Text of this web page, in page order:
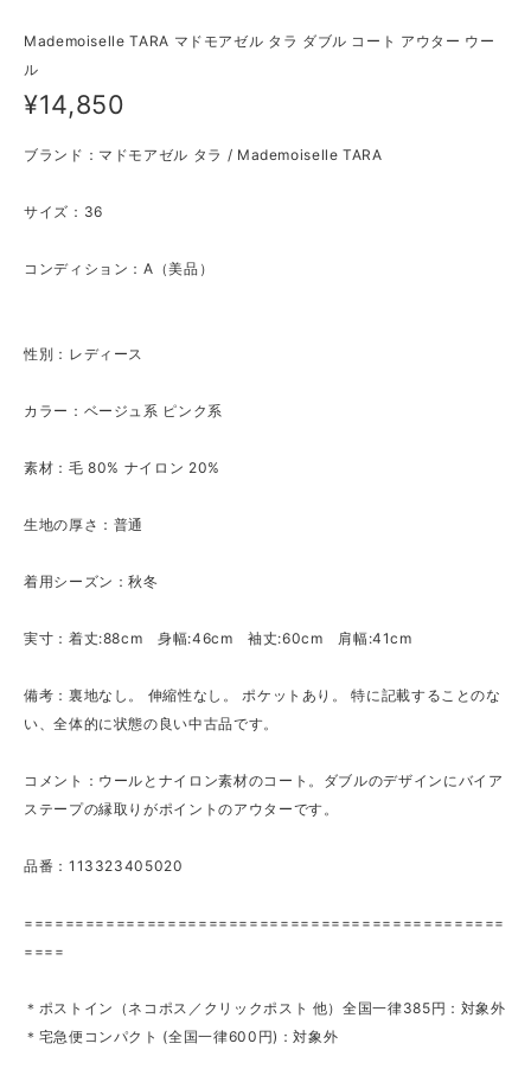
Mademoiselle TARA マドモアゼル タラ ダブル コート アウター ウー
ル
¥14,850
ブランド：マドモアゼル タラ / Mademoiselle TARA
サイズ：36
コンディション：A（美品）
性別：レディース
カラー：ベージュ系 ピンク系
素材：毛 80% ナイロン 20%
生地の厚さ：普通
着用シーズン：秋冬
実寸：着丈:88cm 身幅:46cm 袖丈:60cm 肩幅:41cm
備考：裏地なし。 伸縮性なし。 ポケットあり。 特に記載することのな
い、全体的に状態の良い中古品です。
コメント：ウールとナイロン素材のコート。ダブルのデザインにバイア
ステープの縁取りがポイントのアウターです。
品番：113323405020
===============================================
====
＊ポストイン（ネコポス／クリックポスト 他）全国一律385円：対象外
＊宅急便コンパクト (全国一律600円)：対象外